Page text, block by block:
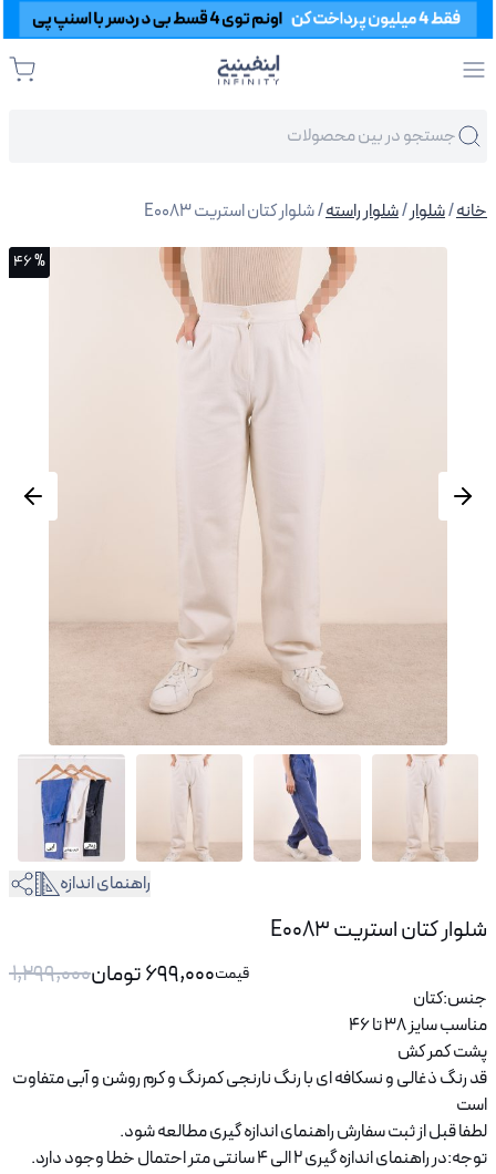
خانه/شلوار/شلوار راسته/ شلوار کتان استریت E0083
% 46
% 46
راهنمای اندازه
شلوار کتان استریت E0083
قیمت699,000تومان1,299,000
جنس:کتان
مناسب سایز 38 تا 46
پشت کمر کش
قد رنگ ذغالی و نسکافه ای با رنگ نارنجی کمرنگ و کرم روشن و آبی متفاوت
است
لطفا قبل از ثبت سفارش راهنمای اندازه گیری مطالعه شود.
توجه:در راهنمای اندازه گیری 2 الی 4 سانتی متر احتمال خطا وجود دارد.